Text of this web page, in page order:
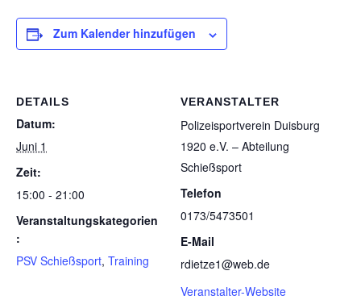
Zum Kalender hinzufügen
DETAILS
Datum:
Juni 1
Zeit:
15:00 - 21:00
Veranstaltungskategorien
:
PSV Schießsport, Training
VERANSTALTER
Poli­zei­sport­ver­ein Duis­burg
1920 e.V. – Abtei­lung
Schießsport
Telefon
0173/5473501
E-Mail
rdietze1@web.de
Veranstalter-Website